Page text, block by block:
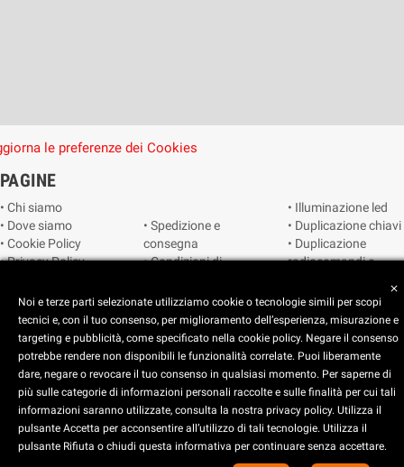
le preferenze dei Cookies
PAGINE
• Chi siamo
• Dove siamo
• Cookie Policy
• Privacy Policy
preferenze dei
cookie
• Spedizione e
consegna
• Condizioni di
• Catalogo
• Illuminazione led
• Duplicazione chiavi
• Duplicazione
radiocomandi e
• Smart home
• Video sorveglianza
Copyright © 2025 CEART | Negozio di elettronica Torino
C.E.A.R.T. Elettronica
4.5starstarstarstar star_half
Basato su914recensioni
close
Noi e terze parti selezionate utilizziamo cookie o tecnologie simili per scopi
tecnici e, con il tuo consenso, per miglioramento dell’esperienza, misurazione e
targeting e pubblicità, come specificato nella cookie policy. Negare il consenso
potrebbe rendere non disponibili le funzionalità correlate. Puoi liberamente
dare, negare o revocare il tuo consenso in qualsiasi momento. Per saperne di
più sulle categorie di informazioni personali raccolte e sulle finalità per cui tali
informazioni saranno utilizzate, consulta la nostra privacy policy. Utilizza il
pulsante Accetta per acconsentire all’utilizzo di tali tecnologie. Utilizza il
pulsante Rifiuta o chiudi questa informativa per continuare senza accettare.